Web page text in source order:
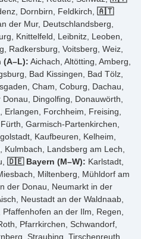
Dornbirn, Feldkirch, 🇦🇹
der Mur, Deutschlandsberg,
Knittelfeld, Leibnitz, Leoben,
Radkersburg, Voitsberg, Weiz,
Aichach, Altötting, Amberg,
Bad Kissingen, Bad Tölz,
Cham, Coburg, Dachau,
Dingolfing, Donauwörth,
Erlangen, Forchheim, Freising,
Garmisch-Partenkirchen,
Kaufbeuren, Kelheim,
Landsberg am Lech,
🇩🇪 Bayern (M–W): Karlstadt,
Miltenberg, Mühldorf am
der Donau, Neumarkt in der
Neustadt an der Waldnaab,
an der Ilm, Regen,
Pfarrkirchen, Schwandorf,
Straubing, Tirschenreuth,